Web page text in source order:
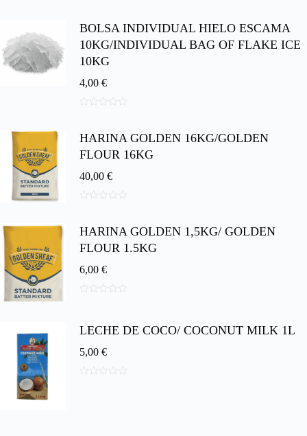
e
BOLSA INDIVIDUAL HIELO ESCAMA
10KG/INDIVIDUAL BAG OF FLAKE ICE
10KG
4,00 €
e
HARINA GOLDEN 16KG/GOLDEN
FLOUR 16KG
40,00 €
e
HARINA GOLDEN 1,5KG/ GOLDEN
FLOUR 1.5KG
6,00 €
5
LECHE DE COCO/ COCONUT MILK 1L
5,00 €